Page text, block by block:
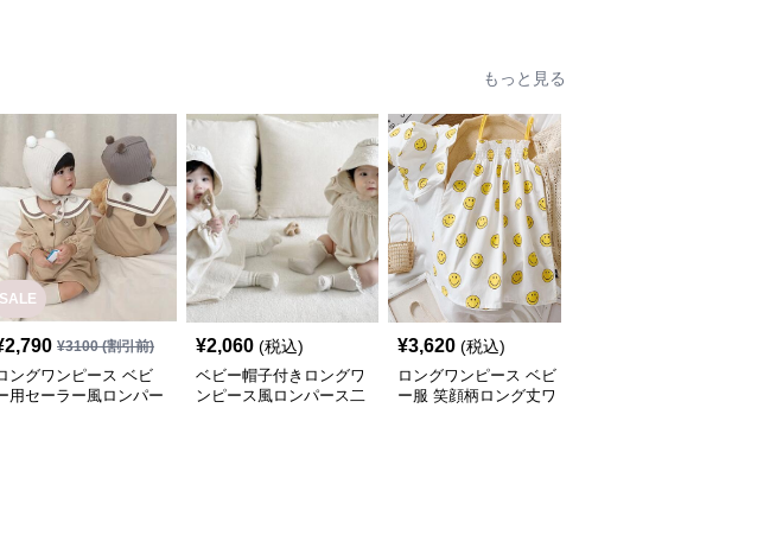
もっと見る
SALE
2,790 ¥3100(割引前)
ングワンピース ベビ
用セーラー風ロンパー
¥2,060 (税込)
ベビー帽子付きロングワ
ンピース風ロンパース二
¥3,620 (税込)
ロングワンピース ベビ
ー服 笑顔柄ロング丈ワ